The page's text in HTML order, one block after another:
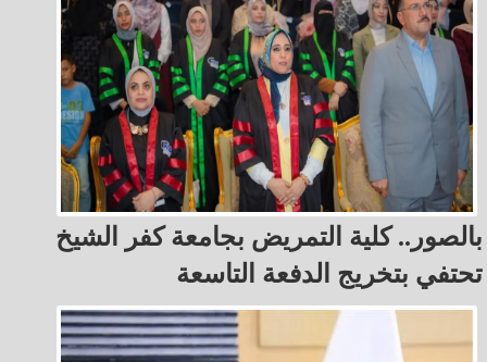
بالصور.. كلية التمريض بجامعة كفر الشيخ
تحتفي بتخريج الدفعة التاسعة